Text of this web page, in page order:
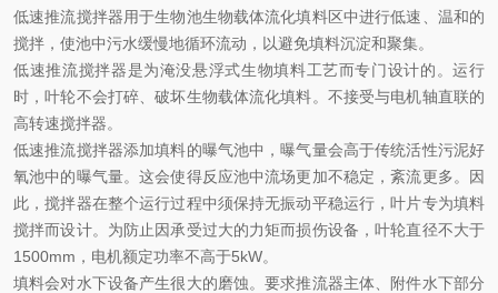
低速推流搅拌器用于生物池生物载体流化填料区中进行低速、温和的
搅拌，使池中污水缓慢地循环流动，以避免填料沉淀和聚集。
低速推流搅拌器是为淹没悬浮式生物填料工艺而专门设计的。运行
时，叶轮不会打碎、破坏生物载体流化填料。不接受与电机轴直联的
高转速搅拌器。
低速推流搅拌器添加填料的曝气池中，曝气量会高于传统活性污泥好
氧池中的曝气量。这会使得反应池中流场更加不稳定，紊流更多。因
此，搅拌器在整个运行过程中须保持无振动平稳运行，叶片专为填料
搅拌而设计。为防止因承受过大的力矩而损伤设备，叶轮直径不大于
1500mm，电机额定功率不高于5kW。
填料会对水下设备产生很大的磨蚀。要求推流器主体、附件水下部分